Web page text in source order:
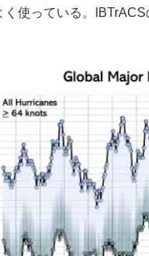
使っている。